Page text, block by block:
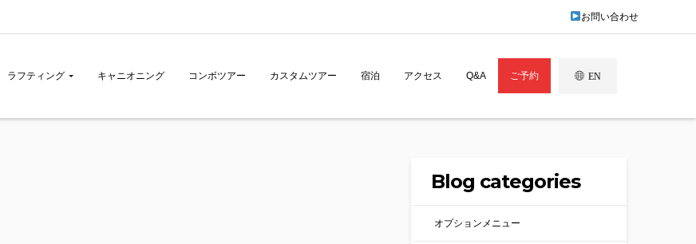
お問い合わせ
ラフティング キャニオニング コンボツアー カスタムツアー 宿泊 アクセス Q&A ご予約 EN
Blog categories
オプションメニュー